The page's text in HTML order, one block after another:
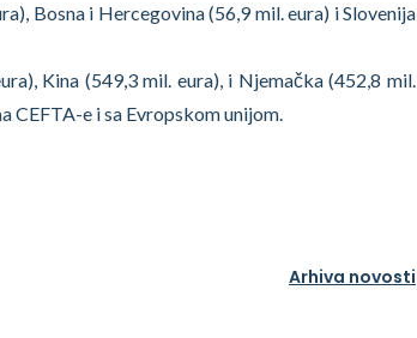
Bosna i Hercegovina (56,9 mil. eura) i Slovenija
Kina (549,3 mil. eura), i Njemačka (452,8 mil.
CEFTA-e i sa Evropskom unijom.
Arhiva novosti